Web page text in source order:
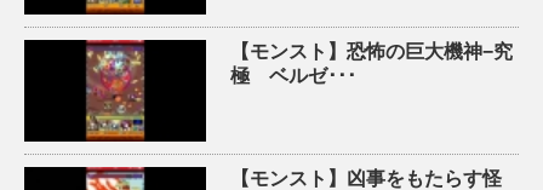
【モンスト】恐怖の巨大機神−究
極 ベルゼ･･･
【モンスト】凶事をもたらす怪